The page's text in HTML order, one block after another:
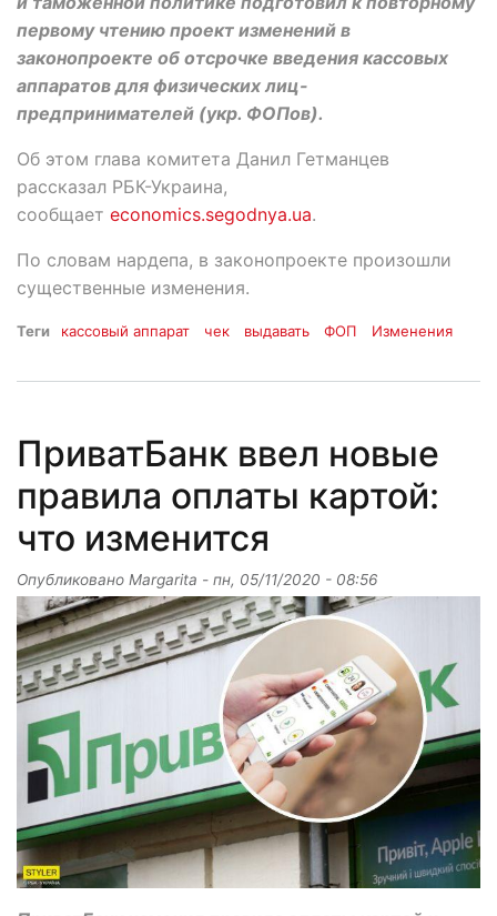
первому чтению проект изменений в
законопроекте об отсрочке введения кассовых
аппаратов для физических лиц-
предпринимателей (укр. ФОПов).
Об этом глава комитета Данил Гетманцев
рассказал РБК-Украина,
сообщает economics.segodnya.ua.
По словам нардепа, в законопроекте произошли
существенные изменения.
Теги кассовый аппарат чек выдавать ФОП Изменения
ПриватБанк ввел новые
правила оплаты картой:
что изменится
Опубликовано Margarita - пн, 05/11/2020 - 08:56